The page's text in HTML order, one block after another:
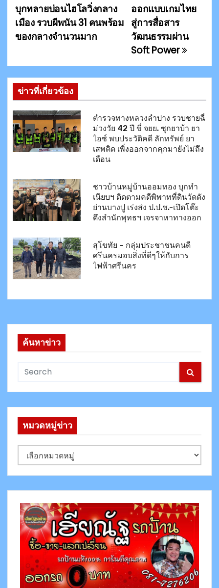
น
ะ
น
ว
เ
รื่
อ
ออกแบบเกมไทย
สู่การสื่อสาร
วัฒนธรรมผ่าน
Soft Power
บุกทลายบ่อนไฮโลวิ่งกลาง
เมือง รวบผีพนัน 31 คนพร้อม
ของกลางจำนวนมาก
ข่าวที่เกี่ยวข้อง
ตำรวจทางหลวงลำปาง รวบชายฉี่
ม่วงวัย 42 ปี ขี่ จยย. ซุกยาบ้า ยา
ไอซ์ พบประวัติคดี ลักทรัพย์ ยา
เสพติด เพิ่งออกจากคุกมายังไม่ถึง
เดือน
ชาวบ้านหมู่บ้านออมทอง บุกทำ
เนียบฯ ติดตามคดีพิพาทที่ดินวัดดัง
ย่านบางปู เร่งส่ง ป.ป.ช.-เปิดโต๊ะ
ดึงสำนักพุทธฯ เจรจาหาทางออก
สุโขทัย – กลุ่มประชาชนคนดี
ศรีนครมอบสิ่งที่ดีๆให้กับการ
ไฟฟ้าศรีนคร
ค้นหาข่าว
หมวดหมู่ข่าว
ม
ว
ด
ห
มู่
ข่